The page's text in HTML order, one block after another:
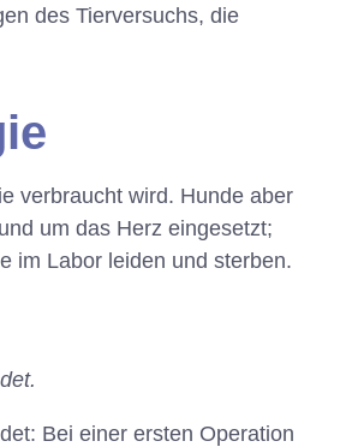
des Tierversuchs, die
verbraucht wird. Hunde aber
um das Herz eingesetzt;
im Labor leiden und sterben.
Bei einer ersten Operation